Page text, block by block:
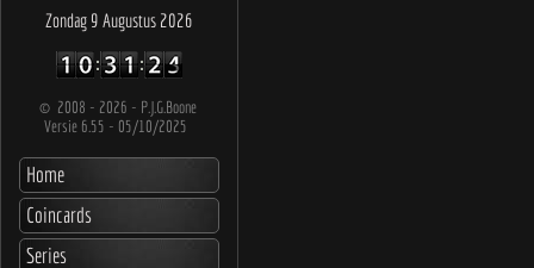
Zondag 9 Augustus 2026
© 2008 - 2026 - P.J.G.Boone
Versie 6.55 - 05/10/2025
Home
Coincards
Series